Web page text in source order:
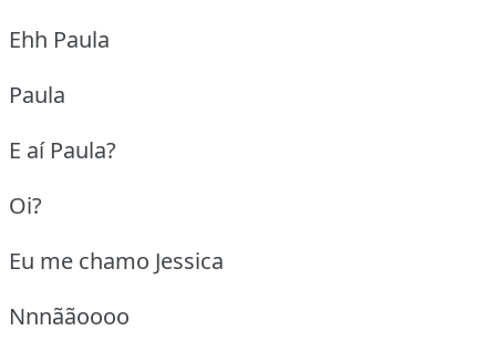
Ehh Paula
Paula
E aí Paula?
Oi?
Eu me chamo Jessica
Nnnããoooo